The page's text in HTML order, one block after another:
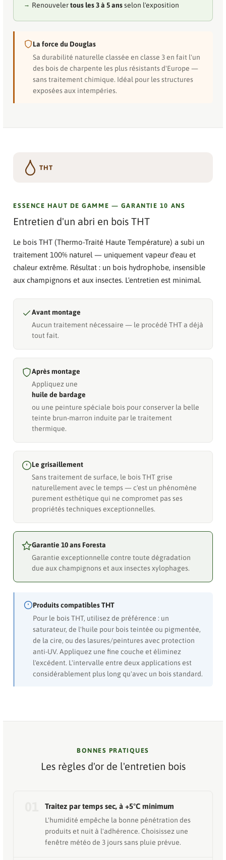
Renouvelertous les 3 à 5 ansselon l'exposition
La force du Douglas
Sa durabilité naturelle classée en classe 3 en fait l'un
des bois de charpente les plus résistants d'Europe —
sans traitement chimique. Idéal pour les structures
exposées aux intempéries.
THT
ESSENCE HAUT DE GAMME — GARANTIE 10 ANS
Entretien d'un abri en bois THT
Le bois THT (Thermo-Traité Haute Température) a subi un
traitement 100% naturel — uniquement vapeur d'eau et
chaleur extrême. Résultat : un bois hydrophobe, insensible
aux champignons et aux insectes. L'entretien est minimal.
Avant montage
Aucun traitement nécessaire — le procédé THT a déjà
tout fait.
Après montage
Appliquez une
huile de bardage
ou une peinture spéciale bois pour conserver la belle
teinte brun-marron induite par le traitement
thermique.
Le grisaillement
Sans traitement de surface, le bois THT grise
naturellement avec le temps — c'est un phénomène
purement esthétique qui ne compromet pas ses
propriétés techniques exceptionnelles.
Garantie 10 ans Foresta
Garantie exceptionnelle contre toute dégradation
due aux champignons et aux insectes xylophages.
Produits compatibles THT
Pour le bois THT, utilisez de préférence : un
saturateur, de l'huile pour bois teintée ou pigmentée,
de la cire, ou des lasures/peintures avec protection
anti-UV. Appliquez une fine couche et éliminez
l'excédent. L'intervalle entre deux applications est
considérablement plus long qu'avec un bois standard.
BONNES PRATIQUES
Les règles d'or de l'entretien bois
Traitez par temps sec, à +5°C minimum
L'humidité empêche la bonne pénétration des
produits et nuit à l'adhérence. Choisissez une
fenêtre météo de 3 jours sans pluie prévue.